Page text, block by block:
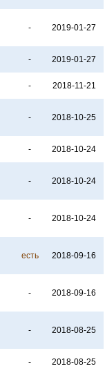
- 2019-01-27
- 2019-01-27
- 2018-11-21
- 2018-10-25
- 2018-10-24
- 2018-10-24
- 2018-10-24
есть 2018-09-16
- 2018-09-16
- 2018-08-25
- 2018-08-25